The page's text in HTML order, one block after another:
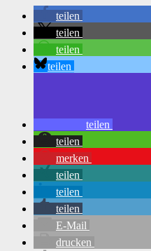
teilen
teilen
teilen
teilen
teilen
teilen
merken
teilen
teilen
teilen
E-Mail
drucken